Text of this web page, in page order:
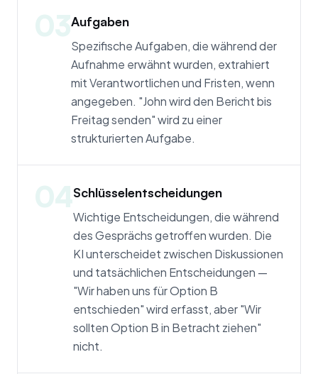
03Aufgaben
Spezifische Aufgaben, die während der
Aufnahme erwähnt wurden, extrahiert
mit Verantwortlichen und Fristen, wenn
angegeben. "John wird den Bericht bis
Freitag senden" wird zu einer
strukturierten Aufgabe.
04Schlüsselentscheidungen
Wichtige Entscheidungen, die während
des Gesprächs getroffen wurden. Die
KI unterscheidet zwischen Diskussionen
und tatsächlichen Entscheidungen —
"Wir haben uns für Option B
entschieden" wird erfasst, aber "Wir
sollten Option B in Betracht ziehen"
nicht.